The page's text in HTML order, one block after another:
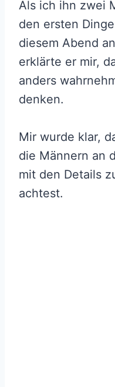
Als ich ihn zwei
den ersten
diesem Abend
erklärte er mir,
anders
denken.
Mir wurde klar,
die Männern an
mit den Details
achtest.